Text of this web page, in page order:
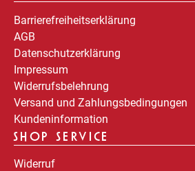
Barrierefreiheitserklärung
AGB
Datenschutzerklärung
Impressum
Widerrufsbelehrung
Versand und Zahlungsbedingungen
Kundeninformation
SHOP SERVICE
Widerruf